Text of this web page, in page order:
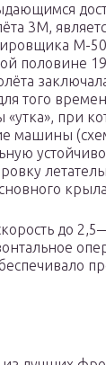
3М,
М-
половине
того
при
машины
до